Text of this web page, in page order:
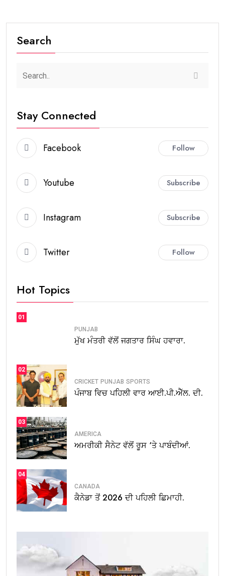
Search
Stay Connected
Facebook Follow
Youtube Subscribe
Instagram Subscribe
Twitter Follow
Hot Topics
01
PUNJAB
ਮੁੱਖ ਮੰਤਰੀ ਵੱਲੋਂ ਜਗਤਾਰ ਸਿੰਘ ਹਵਾਰਾ.
02
CRICKET PUNJAB SPORTS
ਪੰਜਾਬ ਵਿਚ ਪਹਿਲੀ ਵਾਰ ਆਈ.ਪੀ.ਐੱਲ. ਦੀ.
03
AMERICA
ਅਮਰੀਕੀ ਸੈਨੇਟ ਵੱਲੋਂ ਰੂਸ ‘ਤੇ ਪਾਬੰਦੀਆਂ.
04
CANADA
ਕੈਨੇਡਾ ਤੋਂ 2026 ਦੀ ਪਹਿਲੀ ਛਿਮਾਹੀ.